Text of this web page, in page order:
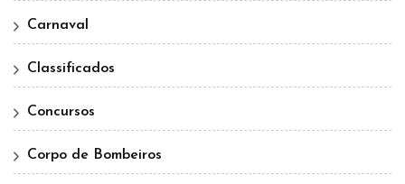
Carnaval
Classificados
Concursos
Corpo de Bombeiros